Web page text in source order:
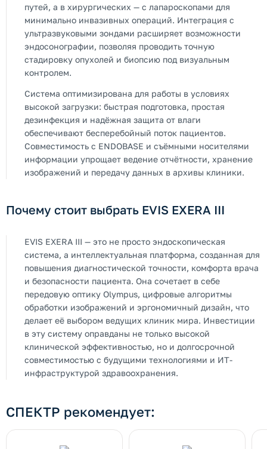
путей, а в хирургических — с лапароскопами для
минимально инвазивных операций. Интеграция с
ультразвуковыми зондами расширяет возможности
эндосонографии, позволяя проводить точную
стадировку опухолей и биопсию под визуальным
контролем.
Система оптимизирована для работы в условиях
высокой загрузки: быстрая подготовка, простая
дезинфекция и надёжная защита от влаги
обеспечивают бесперебойный поток пациентов.
Совместимость с ENDOBASE и съёмными носителями
информации упрощает ведение отчётности, хранение
изображений и передачу данных в архивы клиники.
Почему стоит выбрать EVIS EXERA III
EVIS EXERA III — это не просто эндоскопическая
система, а интеллектуальная платформа, созданная для
повышения диагностической точности, комфорта врача
и безопасности пациента. Она сочетает в себе
передовую оптику Olympus, цифровые алгоритмы
обработки изображений и эргономичный дизайн, что
делает её выбором ведущих клиник мира. Инвестиции
в эту систему оправданы не только высокой
клинической эффективностью, но и долгосрочной
совместимостью с будущими технологиями и ИТ-
инфраструктурой здравоохранения.
СПЕКТР рекомендует: